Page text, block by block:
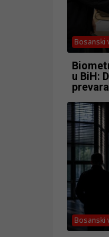
Bosanski
u BiH:
Bosanski